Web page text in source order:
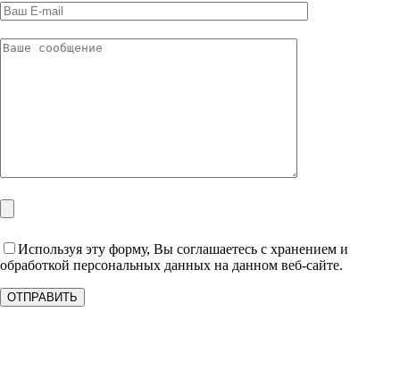
Используя эту форму, Вы соглашаетесь с хранением и
обработкой персональных данных на данном веб-сайте.